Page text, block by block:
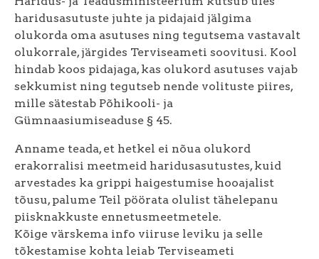
haridusasutuste juhte ja pidajaid jälgima
olukorda oma asutuses ning tegutsema vastavalt
olukorrale, järgides Terviseameti soovitusi. Kool
hindab koos pidajaga, kas olukord asutuses vajab
sekkumist ning tegutseb nende volituste piires,
mille sätestab Põhikooli- ja
Gümnaasiumiseaduse § 45.
Anname teada, et hetkel ei nõua olukord
erakorralisi meetmeid haridusasutustes, kuid
arvestades ka grippi haigestumise hooajalist
tõusu, palume Teil pöörata olulist tähelepanu
piisknakkuste ennetusmeetmetele.
Kõige värskema info viiruse leviku ja selle
tõkestamise kohta leiab Terviseameti